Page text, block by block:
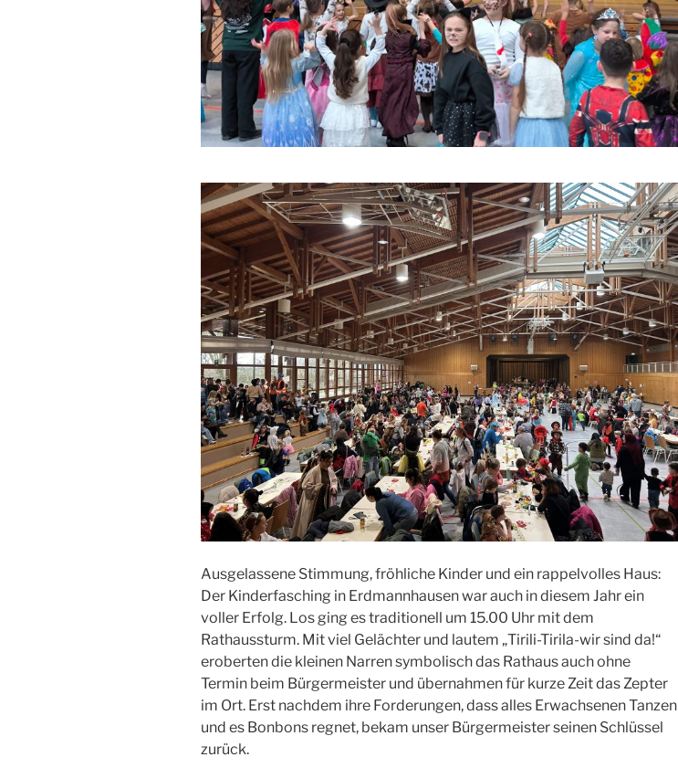
Ausgelassene Stimmung, fröhliche Kinder und ein rappelvolles Haus:
Der Kinderfasching in Erdmannhausen war auch in diesem Jahr ein
voller Erfolg. Los ging es traditionell um 15.00 Uhr mit dem
Rathaussturm. Mit viel Gelächter und lautem „Tirili-Tirila-wir sind da!“
eroberten die kleinen Narren symbolisch das Rathaus auch ohne
Termin beim Bürgermeister und übernahmen für kurze Zeit das Zepter
im Ort. Erst nachdem ihre Forderungen, dass alles Erwachsenen Tanzen
und es Bonbons regnet, bekam unser Bürgermeister seinen Schlüssel
zurück.